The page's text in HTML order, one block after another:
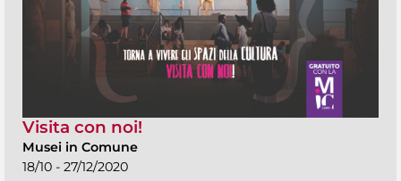
Visita con noi!
Musei in Comune
18/10 - 27/12/2020